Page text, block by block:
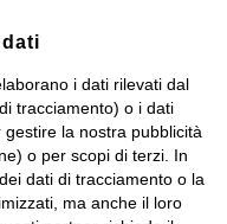
i dati rilevati dal
tracciamento) o i dati
la nostra pubblicità
o per scopi di terzi. In
dati di tracciamento o la
ma anche il loro